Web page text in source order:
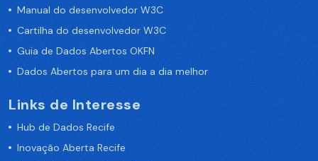
Manual do desenvolvedor W3C
Cartilha do desenvolvedor W3C
Guia de Dados Abertos OKFN
Dados Abertos para um dia a dia melhor
Links de Interesse
Hub de Dados Recife
Inovação Aberta Recife